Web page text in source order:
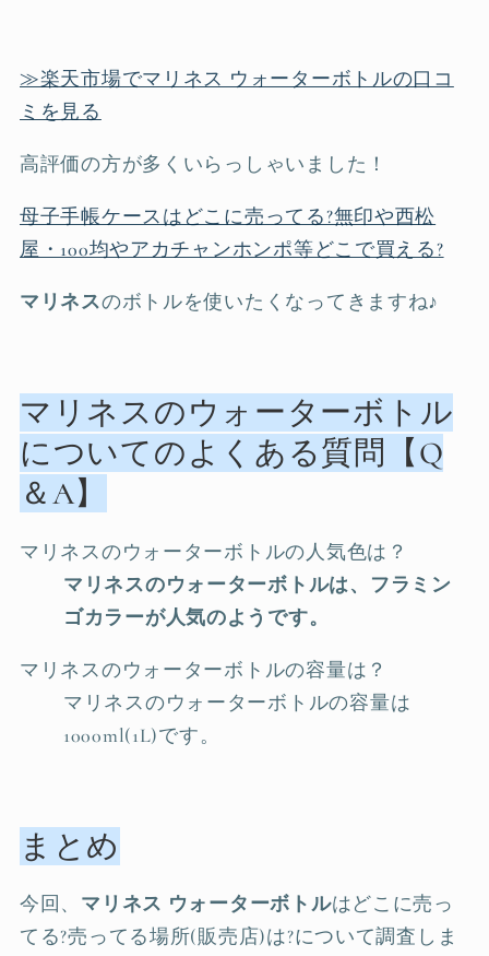
≫楽天市場でマリネス ウォーターボトルの口コ
ミを見る
高評価の方が多くいらっしゃいました！
母子手帳ケースはどこに売ってる?無印や西松
屋・100均やアカチャンホンポ等どこで買える?
マリネスのボトルを使いたくなってきますね♪
マリネスのウォーターボトル
についてのよくある質問【Q
＆A】
マリネスのウォーターボトルの人気色は？
マリネスのウォーターボトルは、フラミン
ゴカラーが人気のようです。
マリネスのウォーターボトルの容量は？
マリネスのウォーターボトルの容量は
1000ml(1L)です。
まとめ
今回、 マリネス ウォーターボトルはどこに売っ
てる?売ってる場所(販売店)は?について調査しま